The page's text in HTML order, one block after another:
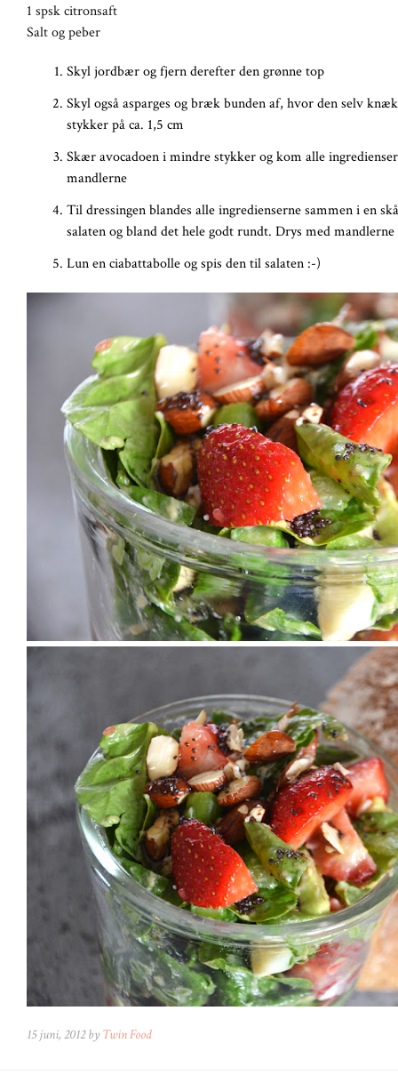
1 spsk citronsaft
Salt og peber
Skyl jordbær og fjern derefter den grønne top
Skyl også asparges og bræk bunden af, hvor den selv
stykker på ca. 1,5 cm
Skær avocadoen i mindre stykker og kom alle
mandlerne
Til dressingen blandes alle ingredienserne sammen i en
salaten og bland det hele godt rundt. Drys med
Lun en ciabattabolle og spis den til salaten :-)
15 juni, 2012 by Twin Food